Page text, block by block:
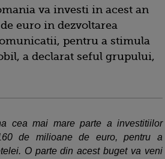
va investi in acest an
euro in dezvoltarea
pentru a stimula
a declarat seful grupului,
cea mai mare parte a investitiilor
de milioane de euro, pentru a
O parte din acest buget va veni